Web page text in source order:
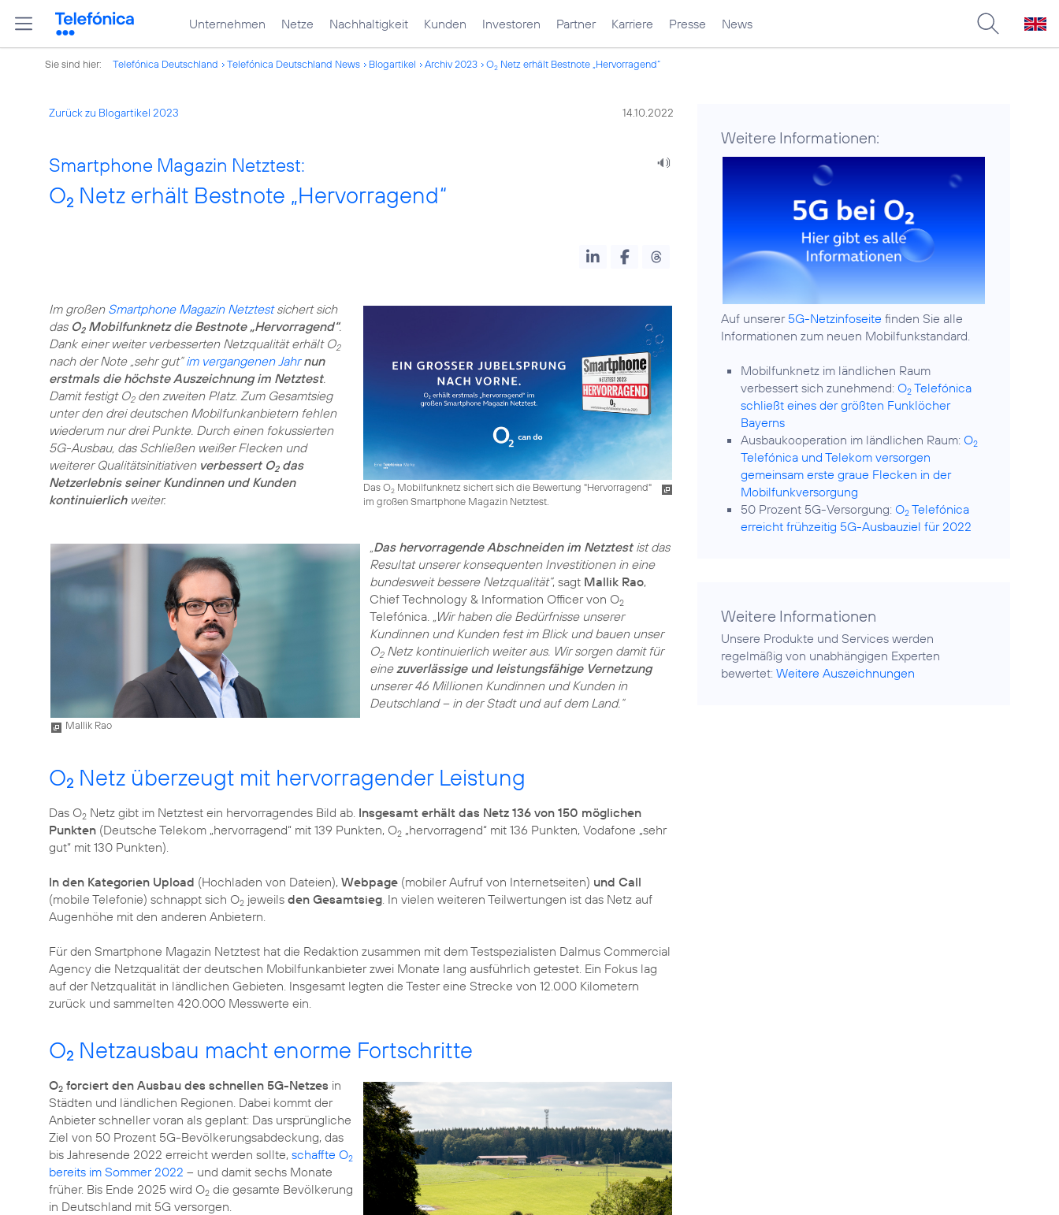
Unternehmen Netze Nachhaltigkeit Kunden Investoren Partner Karriere Presse News
Sie sind hier: Telefónica Deutschland Telefónica Deutschland News Blogartikel Archiv 2023 O2 Netz erhält Bestnote „Hervorragend“
Zurück zu Blogartikel 2023 14.10.2022
Smartphone Magazin Netztest:
O2 Netz erhält Bestnote „Hervorragend“
Das O2Mobilfunknetz sichert sich die Bewertung "Hervorragend"
im großen Smartphone Magazin Netztest.
Im großen Smartphone Magazin Netztestsichert sich
das O2Mobilfunknetz die Bestnote „Hervorragend“.
Dank einer weiter verbesserten Netzqualität erhält O2
nach der Note „sehr gut“im vergangenen Jahr nun
erstmals die höchste Auszeichnung im Netztest.
Damit festigt O2den zweiten Platz. Zum Gesamtsieg
unter den drei deutschen Mobilfunkanbietern fehlen
wiederum nur drei Punkte. Durch einen fokussierten
5G-Ausbau, das Schließen weißer Flecken und
weiterer Qualitätsinitiativen verbessert O2das
Netzerlebnis seiner Kundinnen und Kunden
kontinuierlichweiter.
Mallik Rao
Das hervorragende Abschneiden im Netztestist das
Resultat unserer konsequenten Investitionen in eine
bundesweit bessere Netzqualität“, sagt Mallik Rao,
Chief Technology & Information Officer von O2
Telefónica.
„Wir haben die Bedürfnisse unserer
Kundinnen und Kunden fest im Blick und bauen unser
O2Netz kontinuierlich weiter aus. Wir sorgen damit für
eine zuverlässige und leistungsfähige Vernetzung
unserer 46 Millionen Kundinnen und Kunden in
Deutschland – in der Stadt und auf dem Land.“
O2 Netz überzeugt mit hervorragender Leistung
Das O2 Netz gibt im Netztest ein hervorragendes Bild ab. Insgesamt erhält das Netz 136 von 150 möglichen
Punkten (Deutsche Telekom „hervorragend“ mit 139 Punkten, O2 „hervorragend“ mit 136 Punkten, Vodafone „sehr
gut“ mit 130 Punkten).
In den Kategorien Upload (Hochladen von Dateien), Webpage (mobiler Aufruf von Internetseiten) und Call
(mobile Telefonie) schnappt sich O2 jeweils den Gesamtsieg . In vielen weiteren Teilwertungen ist das Netz auf
Augenhöhe mit den anderen Anbietern.
Für den Smartphone Magazin Netztest hat die Redaktion zusammen mit dem Testspezialisten Dalmus Commercial
Agency die Netzqualität der deutschen Mobilfunkanbieter zwei Monate lang ausführlich getestet. Ein Fokus lag
auf der Netzqualität in ländlichen Gebieten. Insgesamt legten die Tester eine Strecke von 12.000 Kilometern
zurück und sammelten 420.000 Messwerte ein.
O2 Netzausbau macht enorme Fortschritte
O2 forciert den Ausbau des schnellen 5G-Netzes in
Städten und ländlichen Regionen. Dabei kommt der
Anbieter schneller voran als geplant: Das ursprüngliche
Ziel von 50 Prozent 5G-Bevölkerungsabdeckung, das
bis Jahresende 2022 erreicht werden sollte, schaffte O2
bereits im Sommer 2022 – und damit sechs Monate
früher. Bis Ende 2025 wird O2 die gesamte Bevölkerung
in Deutschland mit 5G versorgen.
Weitere Informationen:
Auf unserer 5G-Netzinfoseite finden Sie alle
Informationen zum neuen Mobilfunkstandard.
Mobilfunknetz im ländlichen Raum
verbessert sich zunehmend:O2 Telefónica
schließt eines der größten Funklöcher
Bayerns
Ausbaukooperation im ländlichen Raum:O2
Telefónica und Telekom versorgen
gemeinsam erste graue Flecken in der
Mobilfunkversorgung
50 Prozent 5G-Versorgung:O2 Telefónica
erreicht frühzeitig 5G-Ausbauziel für 2022
Weitere Informationen
Unsere Produkte und Services werden
regelmäßig von unabhängigen Experten
bewertet:Weitere Auszeichnungen